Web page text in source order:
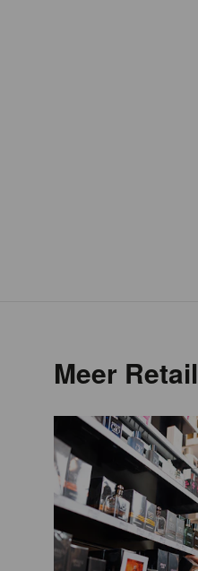
Meer Retail